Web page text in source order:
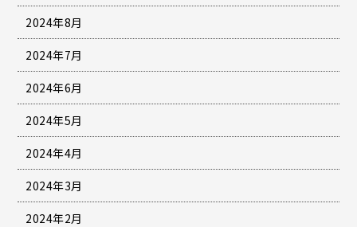
2024年8月
2024年7月
2024年6月
2024年5月
2024年4月
2024年3月
2024年2月